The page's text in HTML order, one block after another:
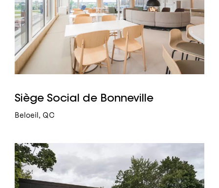
Siège Social de Bonneville
Beloeil, QC